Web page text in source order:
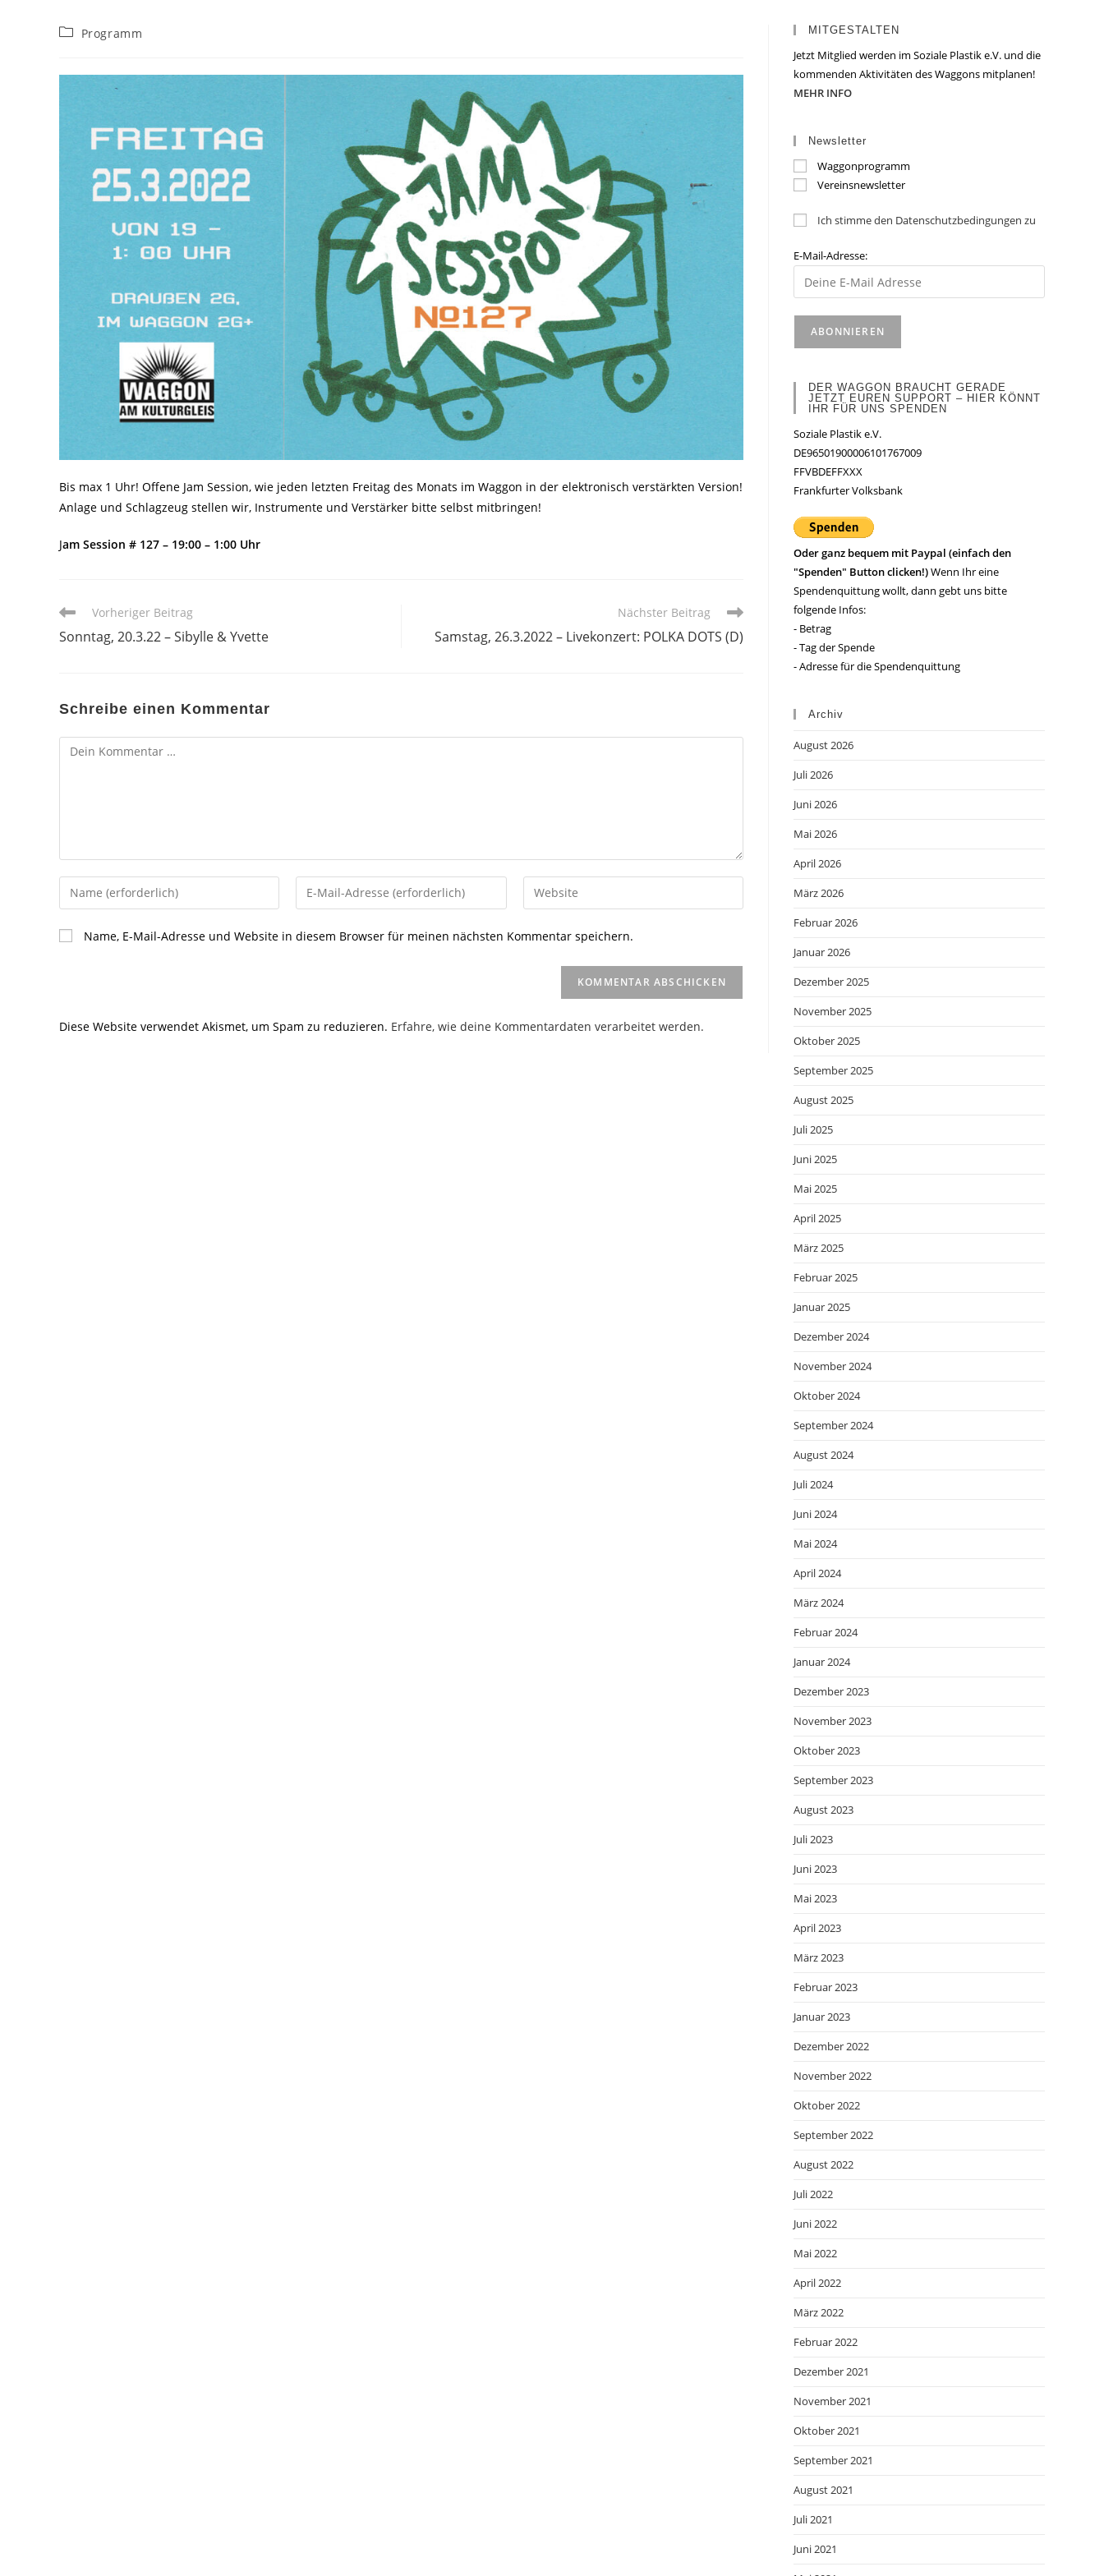
Beitrags-
Programm
Bis max 1 Uhr! Offene Jam Session, wie jeden letzten Freitag des Monats im Waggon in der elektronisch verstärkten Version!
Anlage und Schlagzeug stellen wir, Instrumente und Verstärker bitte selbst mitbringen!
Jam Session # 127 – 19:00 – 1:00 Uhr
Weitere
ansehen
Vorheriger Beitrag
Sonntag, 20.3.22 – Sibylle & Yvette
Nächster Beitrag
Samstag, 26.3.2022 – Livekonzert: POLKA DOTS (D)
Schreibe einen Kommentar
Kommentar
Gib
deinen
Namen
oder
ein
Gib
deine
ein
Gib
deine
Name, E-Mail-Adresse und Website in diesem Browser für meinen nächsten Kommentar speichern.
Diese Website verwendet Akismet, um Spam zu reduzieren. Erfahre, wie deine Kommentardaten verarbeitet werden.
MITGESTALTEN
Jetzt Mitglied werden im Soziale Plastik e.V. und die
kommenden Aktivitäten des Waggons mitplanen!
MEHR INFO
Newsletter
Waggonprogramm
Vereinsnewsletter
Ich stimme den Datenschutzbedingungen zu
E-Mail-Adresse:
DER WAGGON BRAUCHT GERADE
JETZT EUREN SUPPORT – HIER KÖNNT
IHR FÜR UNS SPENDEN
Soziale Plastik e.V.
DE96501900006101767009
FFVBDEFFXXX
Frankfurter Volksbank
Oder ganz bequem mit Paypal (einfach den
"Spenden" Button clicken!)Wenn Ihr eine
Spendenquittung wollt, dann gebt uns bitte
folgende Infos:
- Betrag
- Tag der Spende
- Adresse für die Spendenquittung
Archiv
August 2026
Juli 2026
Juni 2026
Mai 2026
April 2026
März 2026
Februar 2026
Januar 2026
Dezember 2025
November 2025
Oktober 2025
September 2025
August 2025
Juli 2025
Juni 2025
Mai 2025
April 2025
März 2025
Februar 2025
Januar 2025
Dezember 2024
November 2024
Oktober 2024
September 2024
August 2024
Juli 2024
Juni 2024
Mai 2024
April 2024
März 2024
Februar 2024
Januar 2024
Dezember 2023
November 2023
Oktober 2023
September 2023
August 2023
Juli 2023
Juni 2023
Mai 2023
April 2023
März 2023
Februar 2023
Januar 2023
Dezember 2022
November 2022
Oktober 2022
September 2022
August 2022
Juli 2022
Juni 2022
Mai 2022
April 2022
März 2022
Februar 2022
Dezember 2021
November 2021
Oktober 2021
September 2021
August 2021
Juli 2021
Juni 2021